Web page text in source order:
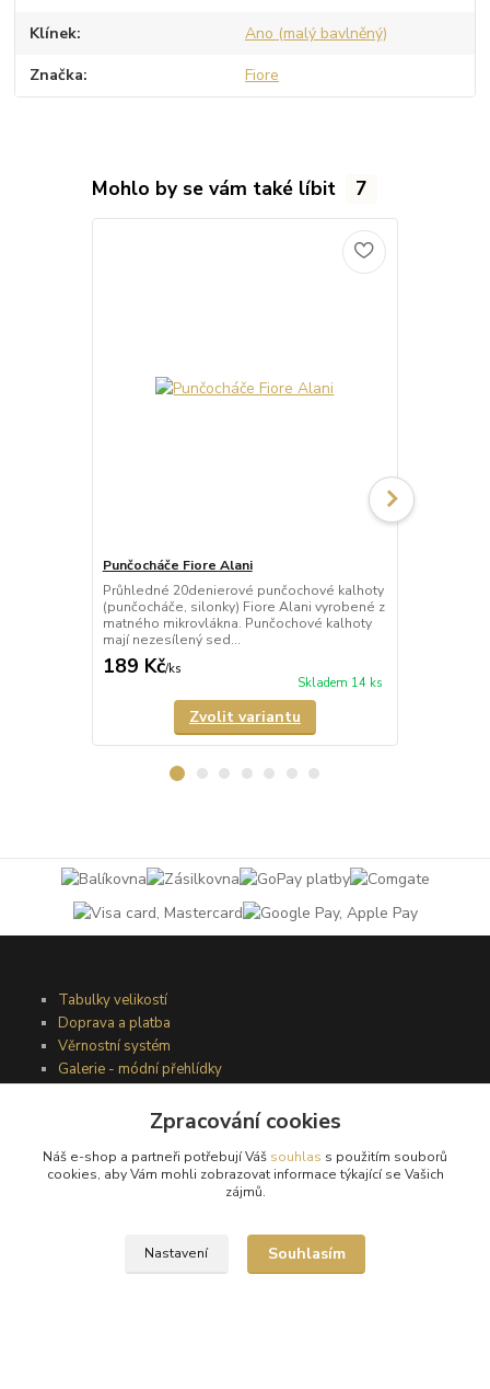
Klínek Ano (malý bavlněný)
Značka Fiore
Mohlo by se vám také líbit 7
Punčocháče Fiore Alani
Průhledné 20denierové punčochové kalhoty
(punčocháče, silonky) Fiore Alani vyrobené z
matného mikrovlákna. Punčochové kalhoty
mají nezesílený sed...
189 Kč/ks
Skladem 14 ks
Zvolit variantu
Tabulky velikostí
Doprava a platba
Věrnostní systém
Galerie - módní přehlídky
Obchodní podmínky
Zpracování cookies
Náš e-shop a partneři potřebují Váš souhlas s použitím souborů
cookies, aby Vám mohli zobrazovat informace týkající se Vašich
zájmů.
Nastavení Souhlasím